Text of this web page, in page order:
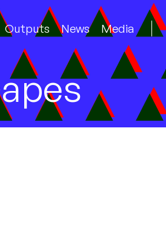
Outputs News Media